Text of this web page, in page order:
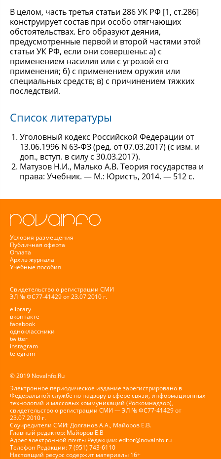
В целом, часть третья статьи 286 УК РФ [1, ст.286]
конструирует состав при особо отягчающих
обстоятельствах. Его образуют деяния,
предусмотренные первой и второй частями этой
статьи УК РФ, если они совершены: а) с
применением насилия или с угрозой его
применения; б) с применением оружия или
специальных средств; в) с причинением тяжких
последствий.
Список литературы
Уголовный кодекс Российской Федерации от
13.06.1996 N 63-ФЗ (ред. от 07.03.2017) (с изм. и
доп., вступ. в силу с 30.03.2017).
Матузов Н.И., Малько А.В. Теория государства и
права: Учебник. — М.: Юристъ, 2014. — 512 с.
Условия размещения
Публичная оферта
Оплата
Архив журнала
Учебные пособия
Свидетельство о регистрации СМИ
ЭЛ № ФС77-41429 от 23.07.2010 г.
elibrary
вконтакте
facebook
одноклассники
twitter
instagram
telegram
© 2019 NovaInfo.Ru
Электронное периодическое издание зарегистрировано в
Федеральной службе по надзору в сфере связи, информационных
технологий и массовых коммуникаций (Роскомнадзор),
свидетельство о регистрации СМИ — ЭЛ № ФС77-41429 от
23.07.2010 г.
Соучредители СМИ: Долганов А.А., Майоров Е.В.
Главный редактор: Майоров Е.В
Адрес электронной почты Редакции:editor@novainfo.ru
Телефон Редакции: 7 (951) 743-6110
Настоящий ресурс содержит материалы 16+